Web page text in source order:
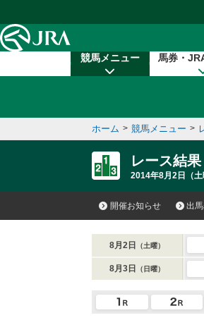
競馬メニュー 馬券・
ホーム > 競馬メニュー >
レース結果
2014年8月2日（
開催お知らせ 出
8月2日 （土曜）
8月3日 （日曜）